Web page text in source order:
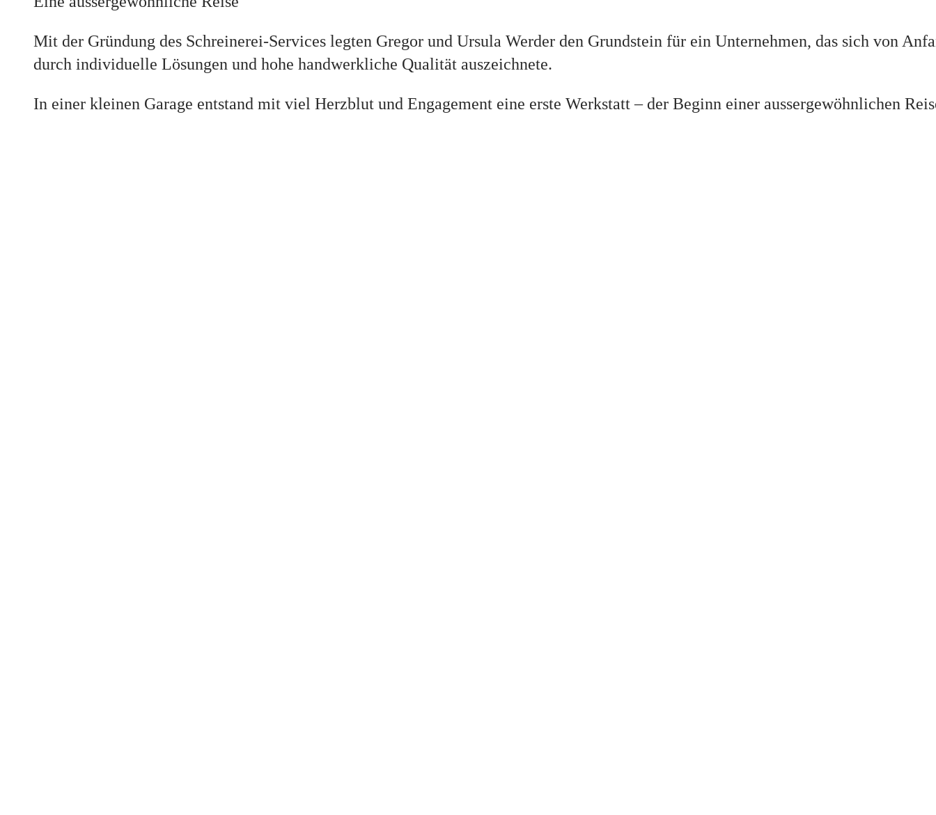
Mit der Gründung des Schreinerei-Services legten Gregor und Ursula Werder den Grundstein für ein Unternehmen, das sich von
durch individuelle Lösungen und hohe handwerkliche Qualität auszeichnete.
In einer kleinen Garage entstand mit viel Herzblut und Engagement eine erste Werkstatt – der Beginn einer aussergewöhnlichen